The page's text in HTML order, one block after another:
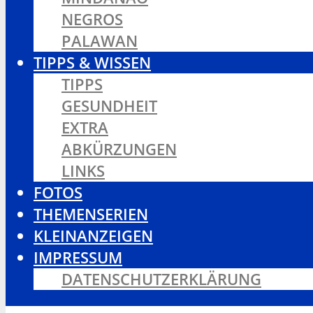
NEGROS
PALAWAN
TIPPS & WISSEN
TIPPS
GESUNDHEIT
EXTRA
ABKÜRZUNGEN
LINKS
FOTOS
THEMENSERIEN
KLEINANZEIGEN
IMPRESSUM
DATENSCHUTZERKLÄRUNG